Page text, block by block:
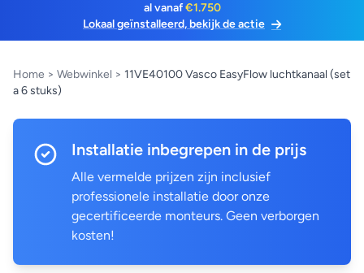
al vanaf€1.750
Lokaal geïnstalleerd, bekijk de actie
Home > Webwinkel > 11VE40100 Vasco EasyFlow luchtkanaal (set
a 6 stuks)
Installatie inbegrepen in de prijs
Alle vermelde prijzen zijn inclusief
professionele installatie door onze
gecertificeerde monteurs. Geen verborgen
kosten!